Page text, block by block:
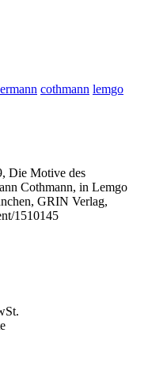
cothmann lemgo
Die Motive des
Cothmann, in Lemgo
GRIN Verlag,
1510145